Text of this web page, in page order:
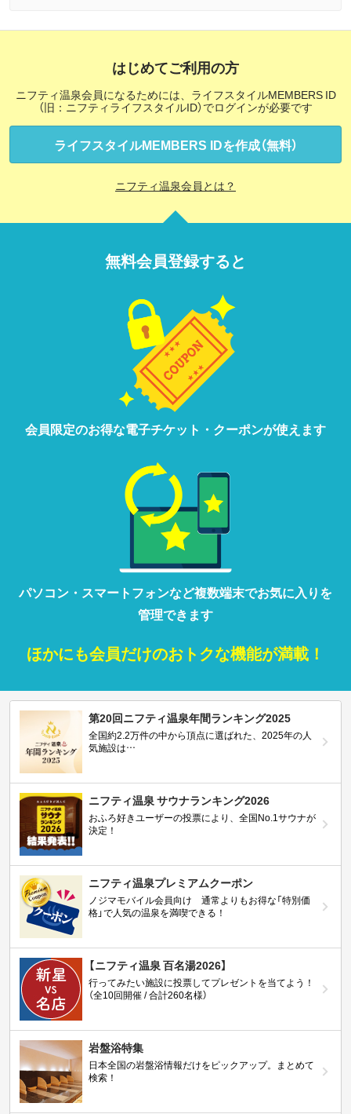
はじめてご利用の方
ニフティ温泉会員になるためには、ライフスタイルMEMBERS ID
（旧：ニフティライフスタイルID）でログインが必要です
ライフスタイルMEMBERS IDを作成（無料）
ニフティ温泉会員とは？
無料会員登録すると
会員限定のお得な電子チケット・クーポンが使えます
パソコン・ スマートフォンなど複数端末でお気に入りを
管理できます
ほかにも会員だけのおトクな機能が満載！
第20回ニフティ温泉年間ランキング2025
全国約2.2万件の中から頂点に選ばれた、2025年の人
気施設は…
ニフティ温泉 サウナランキング2026
おふろ好きユーザーの投票により、全国No.1サウナが
決定！
ニフティ温泉プレミアムクーポン
ノジマモバイル会員向け 通常よりもお得な「特別価
格」で人気の温泉を満喫できる！
【ニフティ温泉 百名湯2026】
行ってみたい施設に投票してプレゼントを当てよう！
（全10回開催 / 合計260名様）
岩盤浴特集
日本全国の岩盤浴情報だけをピックアップ。まとめて
検索！